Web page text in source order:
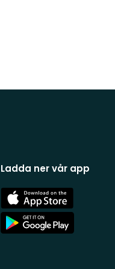
Ladda ner vår app
App
Store
App
Store